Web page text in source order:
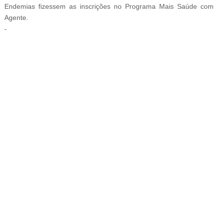
Endemias fizessem as inscrições no Programa Mais Saúde com
Agente.
-